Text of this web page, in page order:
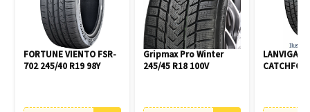
FORTUNE VIENTO FSR-
702 245/40 R19 98Y
Gripmax Pro Winter
245/45 R18 100V